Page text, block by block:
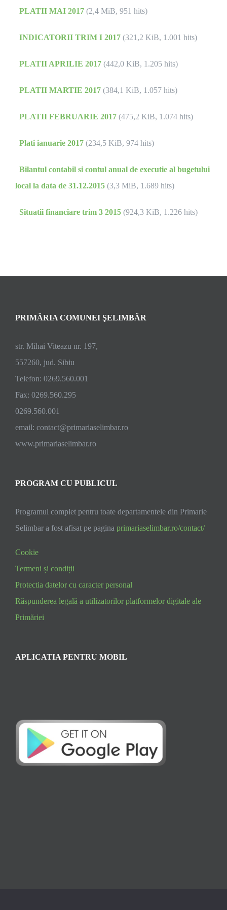
PLATII MAI 2017 (2,4 MiB, 951 hits)
INDICATORII TRIM I 2017 (321,2 KiB, 1.001 hits)
PLATII APRILIE 2017 (442,0 KiB, 1.205 hits)
PLATII MARTIE 2017 (384,1 KiB, 1.057 hits)
PLATII FEBRUARIE 2017 (475,2 KiB, 1.074 hits)
Plati ianuarie 2017 (234,5 KiB, 974 hits)
Bilantul contabil si contul anual de executie al bugetului
local la data de 31.12.2015 (3,3 MiB, 1.689 hits)
Situatii financiare trim 3 2015 (924,3 KiB, 1.226 hits)
PRIMĂRIA COMUNEI ŞELIMBĂR
str. Mihai Viteazu nr. 197,
557260, jud. Sibiu
Telefon: 0269.560.001
Fax: 0269.560.295
0269.560.001
email: contact@primariaselimbar.ro
www.primariaselimbar.ro
PROGRAM CU PUBLICUL
Programul complet pentru toate departamentele din Primarie
Selimbar a fost afisat pe pagina primariaselimbar.ro/contact/
Cookie
Termeni și condiții
Protectia datelor cu caracter personal
Răspunderea legală a utilizatorilor platformelor digitale ale
Primăriei
APLICATIA PENTRU MOBIL